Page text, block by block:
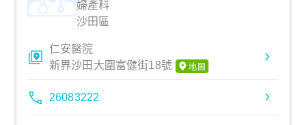
婦產科
沙田區
仁安醫院
新界沙田大圍富健街18號
26083222